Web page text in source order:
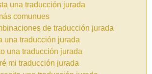
una traducción jurada
comunues
de traducción jurada
una traducción jurada
una traducción jurada
mi traducción jurada